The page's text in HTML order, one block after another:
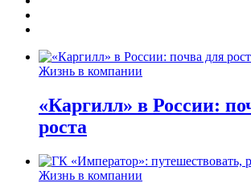
Жизнь в компании
«Каргилл» в России:
роста
Жизнь в компании